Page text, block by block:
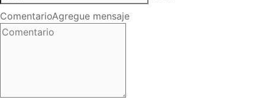
ComentarioAgregue mensaje